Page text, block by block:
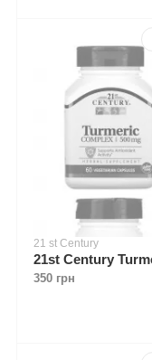
21 st Century
350 грн